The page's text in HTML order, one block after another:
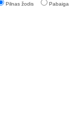
Pilnas žodis Pabaiga